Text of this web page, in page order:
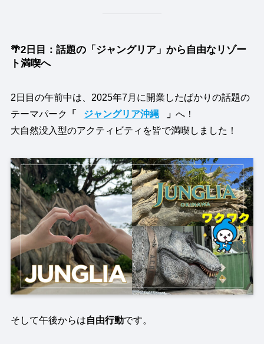
🌴2日目：話題の「ジャングリア」から自由なリゾー
ト満喫へ
2日目の午前中は、2025年7月に開業したばかりの話題の
テーマパーク
「 ジャングリア沖縄 」 へ！
大自然没入型のアクティビティを皆で満喫しました！
そして午後からは自由行動です。